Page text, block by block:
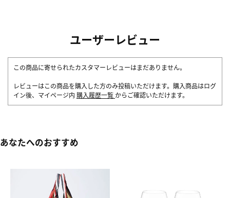
ユーザーレビュー
この商品に寄せられたカスタマーレビューはまだありません。
レビューはこの商品を購入した方のみ投稿いただけます。購入商品はログ
イン後、マイページ内 購入履歴一覧 からご確認いただけます。
あなたへのおすすめ